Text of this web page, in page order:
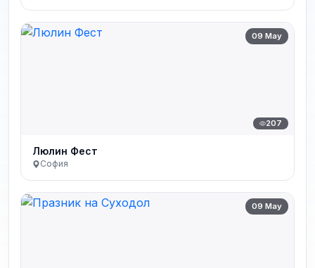
09 May
207
Люлин Фест
София
09 May